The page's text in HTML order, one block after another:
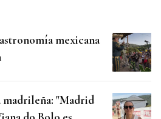
mexicana
"Madrid